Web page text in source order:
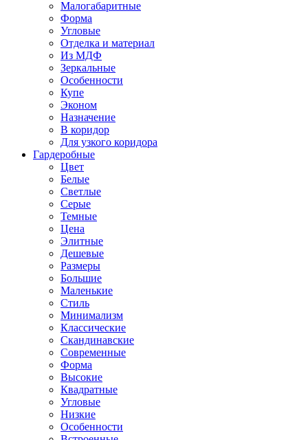
Малогабаритные
Форма
Угловые
Отделка и материал
Из МДФ
Зеркальные
Особенности
Купе
Эконом
Назначение
В коридор
Для узкого коридора
Гардеробные
Цвет
Белые
Светлые
Серые
Темные
Цена
Элитные
Дешевые
Размеры
Большие
Маленькие
Стиль
Минимализм
Классические
Скандинавские
Современные
Форма
Высокие
Квадратные
Угловые
Низкие
Особенности